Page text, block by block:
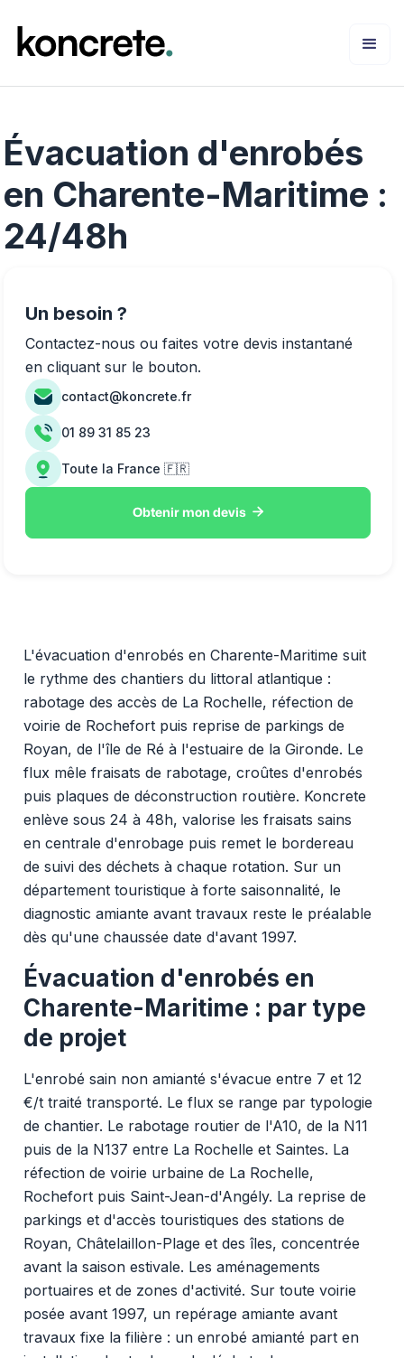
Évacuation d'enrobés
en Charente-Maritime :
24/48h
L'évacuation d'enrobés en Charente-Maritime suit
le rythme des chantiers du littoral atlantique :
rabotage des accès de La Rochelle, réfection de
voirie de Rochefort puis reprise de parkings de
Royan, de l'île de Ré à l'estuaire de la Gironde. Le
flux mêle fraisats de rabotage, croûtes d'enrobés
puis plaques de déconstruction routière. Koncrete
enlève sous 24 à 48h, valorise les fraisats sains
en centrale d'enrobage puis remet le bordereau
de suivi des déchets à chaque rotation. Sur un
département touristique à forte saisonnalité, le
diagnostic amiante avant travaux reste le préalable
dès qu'une chaussée date d'avant 1997.
Évacuation d'enrobés en
Charente-Maritime : par type
de projet
L'enrobé sain non amianté s'évacue entre 7 et 12
€/t traité transporté. Le flux se range par typologie
de chantier. Le rabotage routier de l'A10, de la N11
puis de la N137 entre La Rochelle et Saintes. La
réfection de voirie urbaine de La Rochelle,
Rochefort puis Saint-Jean-d'Angély. La reprise de
parkings et d'accès touristiques des stations de
Royan, Châtelaillon-Plage et des îles, concentrée
avant la saison estivale. Les aménagements
portuaires et de zones d'activité. Sur toute voirie
posée avant 1997, un repérage amiante avant
travaux fixe la filière : un enrobé amianté part en
Un besoin ?
Contactez-nous ou faites votre devis instantané
en cliquant sur le bouton.
contact@koncrete.fr
01 89 31 85 23
Toute la France 🇫🇷
Obtenir mon devis 